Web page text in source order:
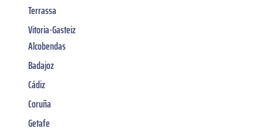
Terrassa
Vitoria-Gasteiz
Alcobendas
Badajoz
Cádiz
Coruña
Getafe